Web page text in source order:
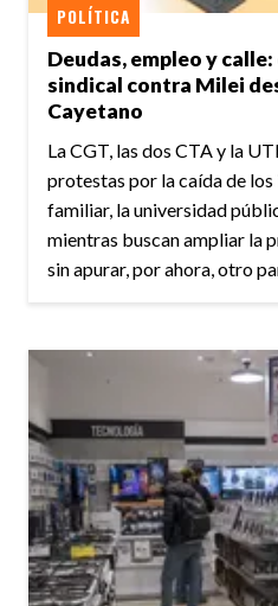
Deudas, empleo y
sindical contra Milei
Cayetano
POLÍTICA
La CGT, las dos CTA y la
protestas por la caída de
familiar, la universidad
mientras buscan ampliar la
sin apurar, por ahora, otro